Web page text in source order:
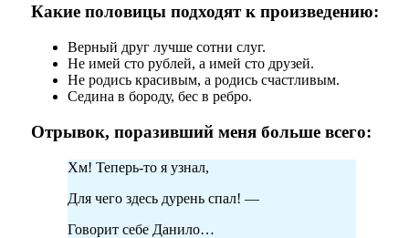
Какие половицы подходят к произведению:
Верный друг лучше сотни слуг.
Не имей сто рублей, а имей сто друзей.
Не родись красивым, а родись счастливым.
Седина в бороду, бес в ребро.
Отрывок, поразивший меня больше всего:
Хм! Теперь-то я узнал,
Для чего здесь дурень спал! —
Говорит себе Данило…